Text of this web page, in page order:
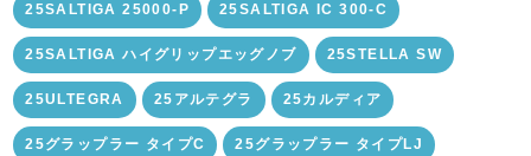
25SALTIGA 25000-P 25SALTIGA IC 300-C
25SALTIGA ハイグリップエッグノブ 25STELLA SW
25ULTEGRA 25アルテグラ 25カルディア
25グラップラー タイプC 25グラップラー タイプLJ